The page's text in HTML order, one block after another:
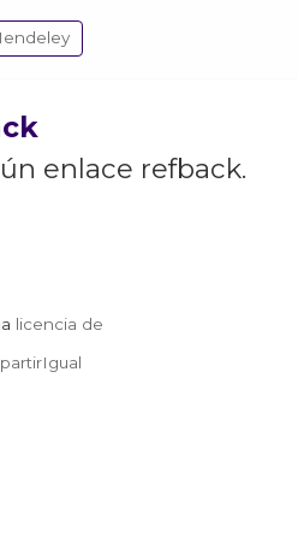
enlace refback.
licencia de